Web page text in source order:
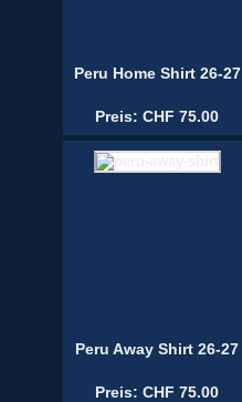
Peru Home Shirt 26-27
Preis: CHF 75.00
Peru Away Shirt 26-27
Preis: CHF 75.00